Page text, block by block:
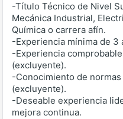
-Título Técnico de Nivel
Mecánica Industrial,
Química o carrera afín.
-Experiencia mínima de 3
-Experiencia
(excluyente).
-Conocimiento de normas
(excluyente).
-Deseable experiencia
mejora continua.